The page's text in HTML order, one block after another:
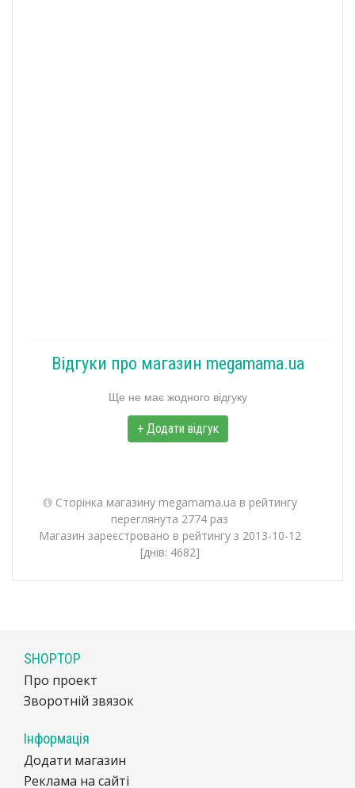
Відгуки про магазин megamama.ua
Ще не має жодного відгуку
+ Додати відгук
Сторінка магазину megamama.ua в рейтингу
переглянута 2774 раз
Магазин зареєстровано в рейтингу з 2013-10-12
[днів: 4682]
SHOPTOP
Про проект
Зворотній звязок
Інформація
Додати магазин
Реклама на сайті